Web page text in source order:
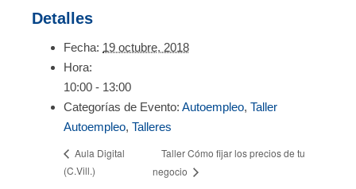
Detalles
Fecha: 19 octubre, 2018
Hora:
10:00 - 13:00
Categorías de Evento: Autoempleo, Taller
Autoempleo, Talleres
Aula Digital
(C.Vill.)
Taller Cómo fijar los precios de tu
negocio